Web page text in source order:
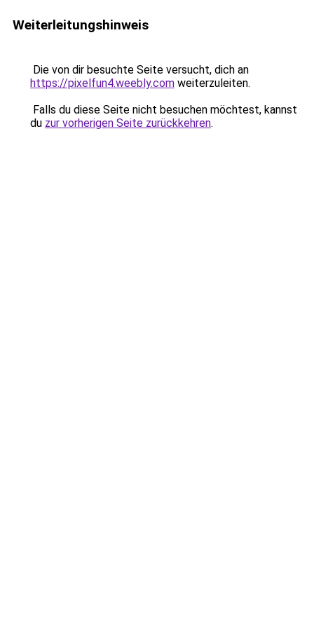
Weiterleitungshinweis
Die von dir besuchte Seite versucht, dich an
https://pixelfun4.weebly.com weiterzuleiten.
Falls du diese Seite nicht besuchen möchtest, kannst
du zur vorherigen Seite zurückkehren.